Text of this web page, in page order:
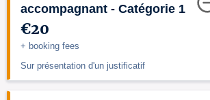
accompagnant - Catégorie 1
€20
+ booking fees
Sur présentation d'un justificatif